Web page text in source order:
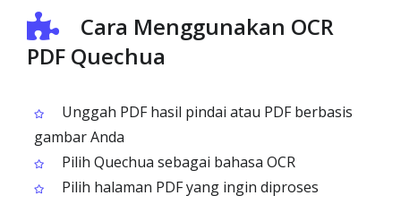
Cara Menggunakan OCR
PDF Quechua
Unggah PDF hasil pindai atau PDF berbasis
gambar Anda
Pilih Quechua sebagai bahasa OCR
Pilih halaman PDF yang ingin diproses